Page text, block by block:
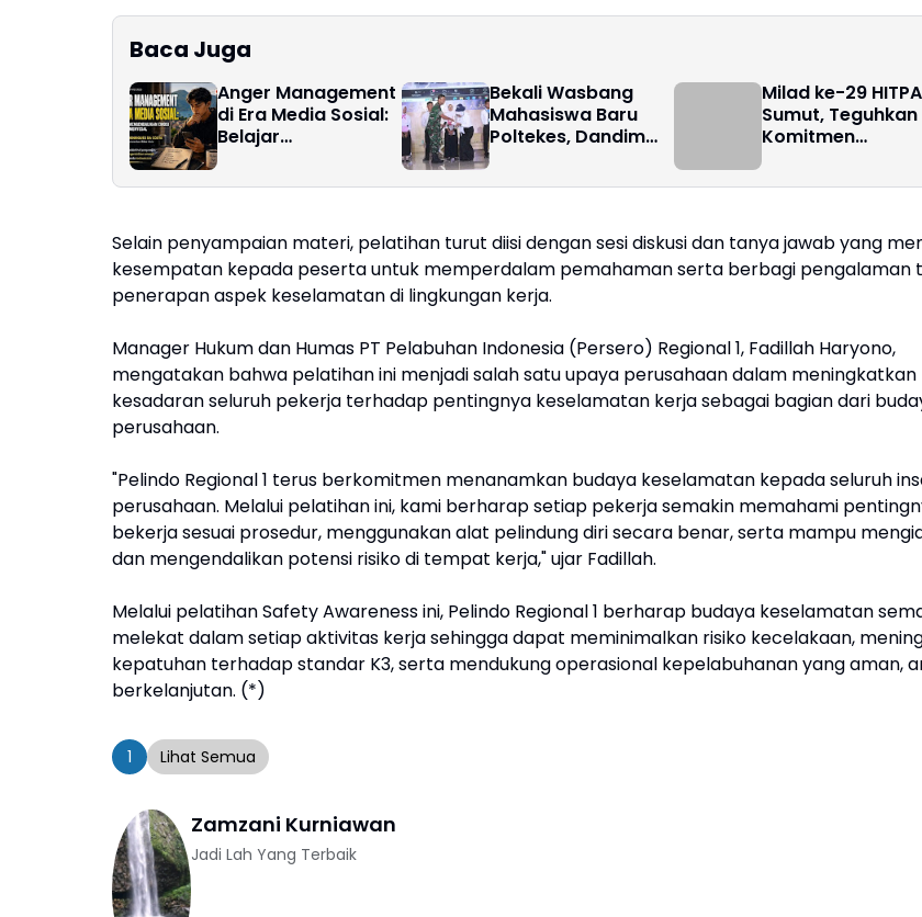
Baca Juga
Anger Management
di Era Media Sosial:
Belajar
Emosi Sebelum
Bekali Wasbang
Mahasiswa Baru
Poltekes, Dandim
Tingkatkan Cinta
Milad ke-29
Sumut, Teguhkan
Komitmen
Budaya Melayu
Selain penyampaian materi, pelatihan turut diisi dengan sesi diskusi dan tanya jawab yang
kesempatan kepada peserta untuk memperdalam pemahaman serta berbagi pengalaman
penerapan aspek keselamatan di lingkungan kerja.
Manager Hukum dan Humas PT Pelabuhan Indonesia (Persero) Regional 1, Fadillah Haryono,
mengatakan bahwa pelatihan ini menjadi salah satu upaya perusahaan dalam meningkatkan
kesadaran seluruh pekerja terhadap pentingnya keselamatan kerja sebagai bagian dari
perusahaan.
"Pelindo Regional 1 terus berkomitmen menanamkan budaya keselamatan kepada seluruh
perusahaan. Melalui pelatihan ini, kami berharap setiap pekerja semakin memahami
bekerja sesuai prosedur, menggunakan alat pelindung diri secara benar, serta mampu
dan mengendalikan potensi risiko di tempat kerja," ujar Fadillah.
Melalui pelatihan Safety Awareness ini, Pelindo Regional 1 berharap budaya keselamatan
melekat dalam setiap aktivitas kerja sehingga dapat meminimalkan risiko kecelakaan,
kepatuhan terhadap standar K3, serta mendukung operasional kepelabuhanan yang aman,
berkelanjutan. (*)
1 Lihat Semua
Zamzani Kurniawan
Jadi Lah Yang Terbaik